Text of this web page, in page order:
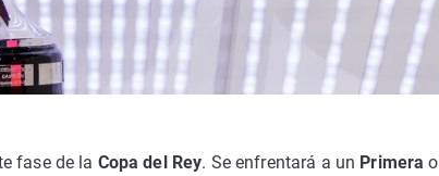
fase de la Copa del Rey. Se enfrentará a un Primerao